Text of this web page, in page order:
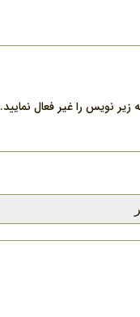
نویس را غیر فعال نمایید.